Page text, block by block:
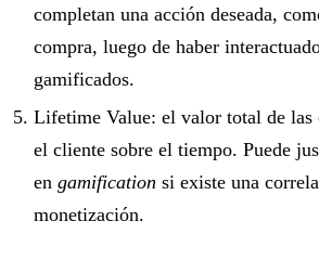
completan una acción deseada,
compra, luego de haber
gamificados.
Lifetime Value: el valor total de las
el cliente sobre el tiempo. Puede
engamification si existe una
monetización.